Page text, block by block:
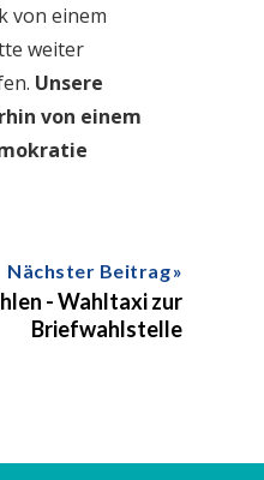
von einem
weiter
Unsere
von einem
Nächster Beitrag
- Wahltaxi zur
Briefwahlstelle